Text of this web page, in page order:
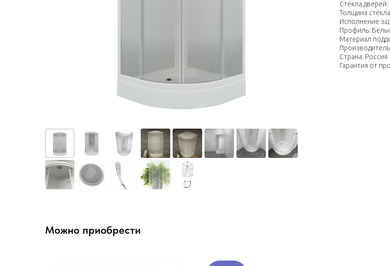
Стёкла
Толщина
Исполнение
Профиль:
Материал
Страна: Россия
Гарантия от
Можно приобрести